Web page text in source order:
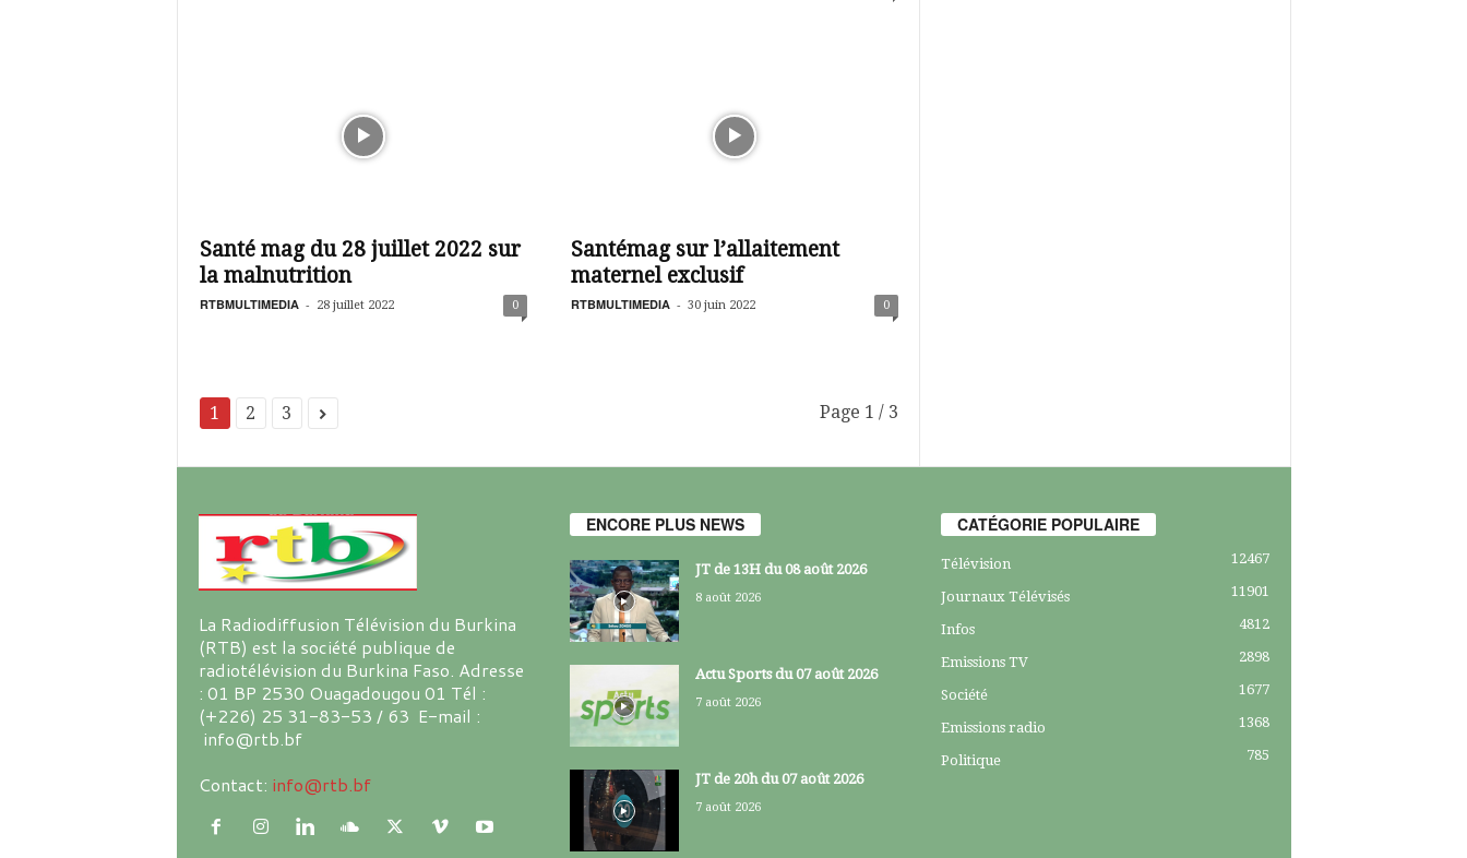
Santé mag du 28 juillet 2022 sur
la malnutrition
RTBMULTIMEDIA - 28 juillet 2022 0
Santémag sur l’allaitement
maternel exclusif
RTBMULTIMEDIA - 30 juin 2022 0
1 2 3 Page 1 / 3
La Radiodiffusion Télévision du Burkina
(RTB) est la société publique de
radiotélévision du Burkina Faso. Adresse
: 01 BP 2530 Ouagadougou 01 Tél :
(+226) 25 31-83-53 / 63 E-mail :
info@rtb.bf
Contact: info@rtb.bf
ENCORE PLUS NEWS
JT de 13H du 08 août 2026
8 août 2026
Actu Sports du 07 août 2026
7 août 2026
JT de 20h du 07 août 2026
7 août 2026
CATÉGORIE POPULAIRE
Télévision 12467
Journaux Télévisés 11901
Infos 4812
Emissions TV 2898
Société 1677
Emissions radio 1368
Politique 785